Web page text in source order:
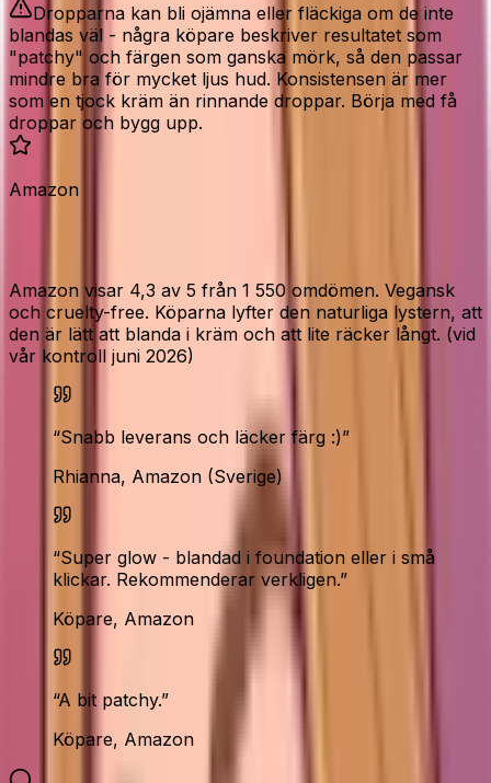
Dropparna kan bli ojämna eller fläckiga om de inte
blandas väl - några köpare beskriver resultatet som
"patchy" och färgen som ganska mörk, så den passar
mindre bra för mycket ljus hud. Konsistensen är mer
som en tjock kräm än rinnande droppar. Börja med få
droppar och bygg upp.
Amazon
Amazon visar 4,3 av 5 från 1 550 omdömen. Vegansk
och cruelty-free. Köparna lyfter den naturliga lystern, att
den är lätt att blanda i kräm och att lite räcker långt. (vid
vår kontroll juni 2026)
“Snabb leverans och läcker färg :)”
Rhianna, Amazon (Sverige)
“Super glow - blandad i foundation eller i små
klickar. Rekommenderar verkligen.”
Köpare, Amazon
“A bit patchy.”
Köpare, Amazon